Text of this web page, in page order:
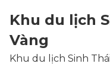
Khu du lịch
Vàng
Khu du lịch Sinh